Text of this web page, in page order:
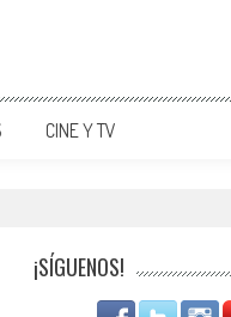
CINE Y TV
¡SÍGUENOS!